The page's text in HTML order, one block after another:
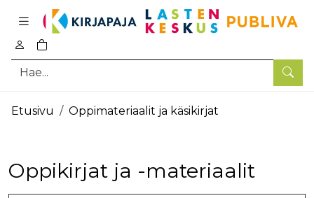
Hae
0
tuotetta ostoskorissa
Pääsisältö
Etusivu Oppimateriaalit ja käsikirjat
Oppikirjat ja -materiaalit